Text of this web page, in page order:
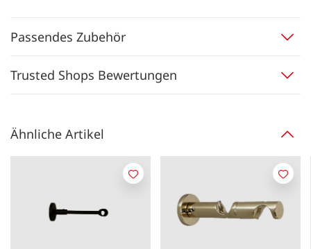
Passendes Zubehör
Trusted Shops Bewertungen
Ähnliche Artikel
Merken